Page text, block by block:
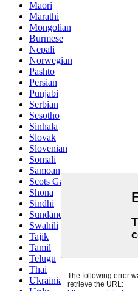
Maori
Marathi
Mongolian
Burmese
Nepali
Norwegian
Pashto
Persian
Punjabi
Serbian
Sesotho
Sinhala
Slovak
Slovenian
Somali
Samoan
Scots Gaelic
Shona
Sindhi
Sundanese
Swahili
Tajik
Tamil
Telugu
Thai
Ukrainian